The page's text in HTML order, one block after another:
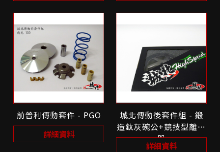
前普利傳動套件 - PGO
詳細資料
城北傳動後套件組 - 鍛
造鈦灰碗公+競技型離合
器
詳細資料